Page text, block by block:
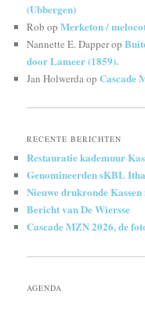
(Ubbergen)
Rob opMerketon /
Nannette E. Dapperop
door Lameer (1859).
Jan HolwerdaopCascade
RECENTE BERICHTEN
Restauratie kademuur
Genomineerden sKBL
Nieuwe drukronde
Bericht van De Wiersse
Cascade MZN 2026, de
AGENDA